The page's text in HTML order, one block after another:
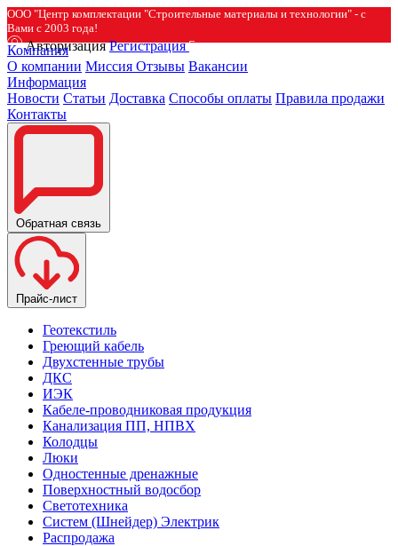
ООО "Центр комплектации "Строительные материалы и технологии" - с
Вами с 2003 года!
Авторизация Регистрация
Компания
О компании Миссия Отзывы Вакансии
Информация
Новости Статьи Доставка Способы оплаты Правила продажи
Контакты
Обратная связь
Прайс-лист
Геотекстиль
Греющий кабель
Двухстенные трубы
ДКС
ИЭК
Кабеле-проводниковая продукция
Канализация ПП, НПВХ
Колодцы
Люки
Одностенные дренажные
Поверхностный водосбор
Светотехника
Систем (Шнейдер) Электрик
Распродажа